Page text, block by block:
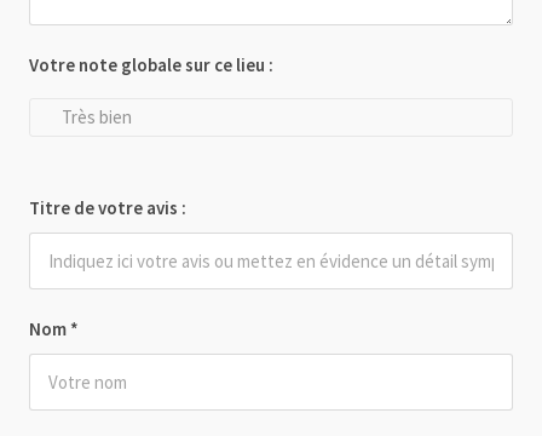
Nom *
Votre note globale sur ce lieu :
Très bien
Titre de votre avis :